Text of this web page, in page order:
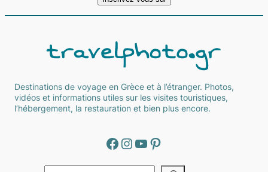
Destinations de voyage en Grèce et à l’étranger. Photos,
vidéos et informations utiles sur les visites touristiques,
l’hébergement, la restauration et bien plus encore.
Facebook Instagram YouTube Pinterest